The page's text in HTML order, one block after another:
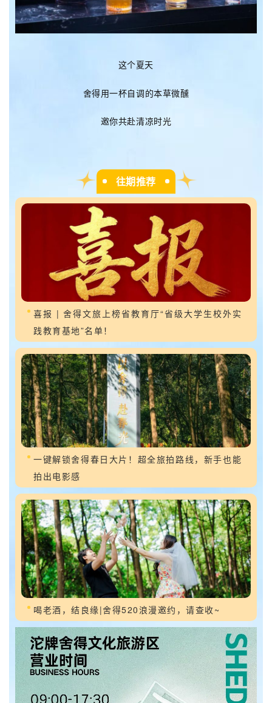
这个夏天
舍得用一杯自调的本草微醺
邀你共赴清凉时光
往期推荐
喜报 | 舍得文旅上榜省教育厅“省级大学生校外实
践教育基地”名单！
一键解锁舍得春日大片！超全旅拍路线，新手也能
拍出电影感
喝老酒，结良缘|舍得520浪漫邀约，请查收~